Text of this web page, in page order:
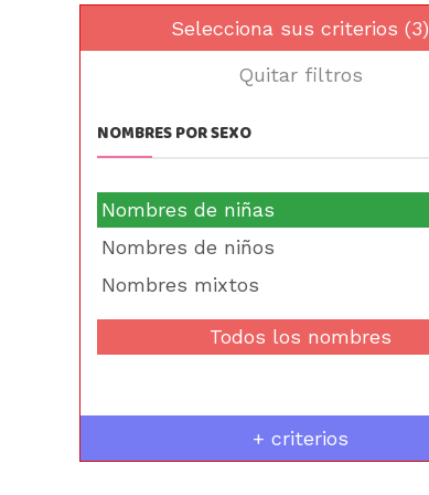
Selecciona sus criterios (3)
Quitar filtros
NOMBRES POR SEXO
Nombres de niñas
Nombres de niños
Nombres mixtos
Todos los nombres
+ criterios